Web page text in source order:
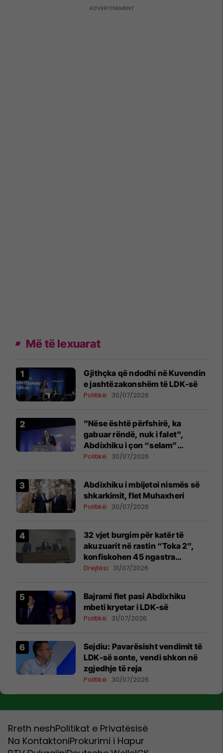
Më të lexuarat
Gjithçka që ndodhi në Kuvendin
e jashtëzakonshëm të LDK-së
Politikë 30/07/2026
"Nëse është përfshirë, ka
gabuar rëndë, nuk i falet",
Abdixhiku i çon “selam”
Përparim Ramës
Politikë 30/07/2026
Abdixhiku i mbijetoi nismës së
shkarkimit, flet Muhaxheri
Politikë 30/07/2026
32 vjet burgim për katër të
akuzuarit në rastin “Toka 2”,
konfiskohen 45 ngastra
kadastrale
Drejtësi 31/07/2026
Bajrami flet pasi Abdixhiku
mbeti kryetar i LDK-së
Politikë 31/07/2026
Sejdiu: Pavarësisht vendimit të
LDK-së sonte, vendi shkon në
zgjedhje të reja
Politikë 30/07/2026
Rreth neshPolitikat e Privatësisë
Na KontaktoniProkurimi i Hapur